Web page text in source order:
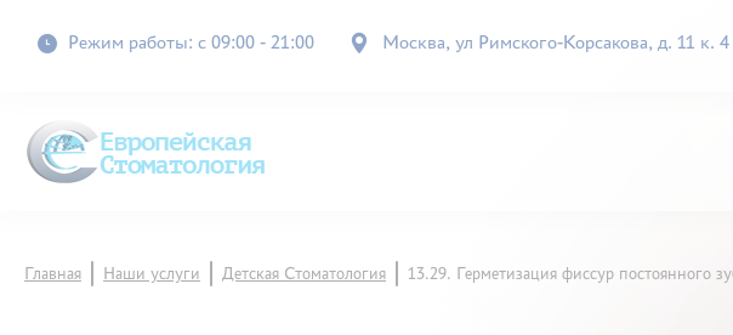
Режим работы: с 09:00 - 21:00 Москва, ул Римского-Корсакова, д. 11 к. 4
Главная Наши услуги Детская Стоматология 13.29. Герметизация фиссур постоянного